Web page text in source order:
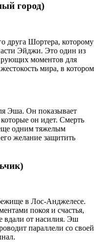
город)
друга Шортера, которому
Эйджи. Это один из
моментов для
мира, в котором
Эша. Он показывает
он идет. Смерть
одним тяжелым
желание защитить
в Лос-Анджелесе.
покоя и счастья,
вдали от насилия. Эш
параллели со своей